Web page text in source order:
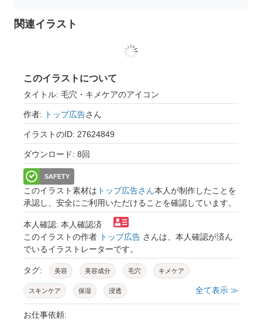
関連イラスト
このイラストについて
タイトル: 毛穴・キメケアのアイコン
作者: トップ広告さん
イラストのID: 27624849
ダウンロード: 8回
SAFETY
このイラスト素材は トップ広告さん本人が制作したことを
承認し、安全にご利用いただけることを確認しています。
本人確認: 本人確認済
このイラストの作者 トップ広告 さんは、本人確認が済ん
でいるイラストレーターです。
タグ: 美容 美容成分 毛穴 キメケア
スキンケア 保湿 浸透 全て表示 ≫
お仕事依頼: